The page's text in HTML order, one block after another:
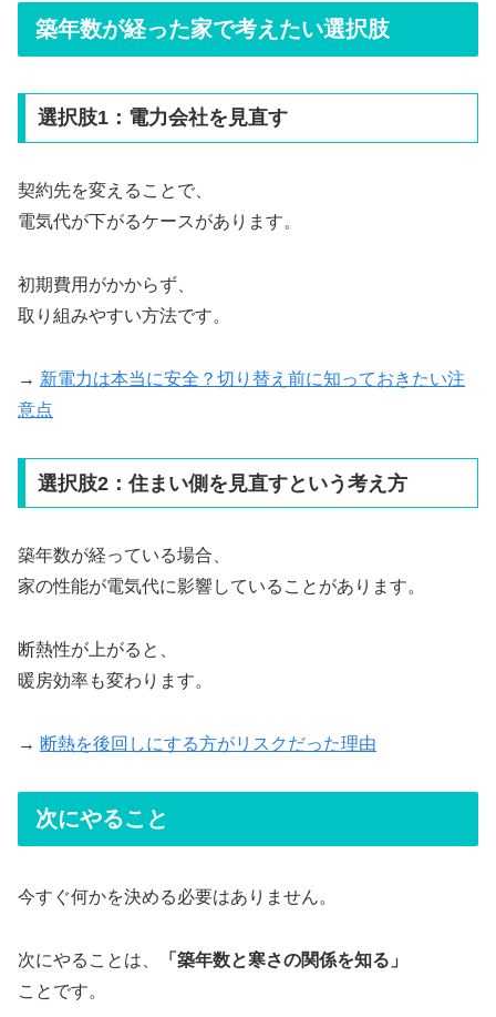
築年数が経った家で考えたい選択肢
選択肢1：電力会社を見直す
契約先を変えることで、
電気代が下がるケースがあります。
初期費用がかからず、
取り組みやすい方法です。
→ 新電力は本当に安全？切り替え前に知っておきたい注
意点
選択肢2：住まい側を見直すという考え方
築年数が経っている場合、
家の性能が電気代に影響していることがあります。
断熱性が上がると、
暖房効率も変わります。
→ 断熱を後回しにする方がリスクだった理由
次にやること
今すぐ何かを決める必要はありません。
次にやることは、
「築年数と寒さの関係を知る」
ことです。